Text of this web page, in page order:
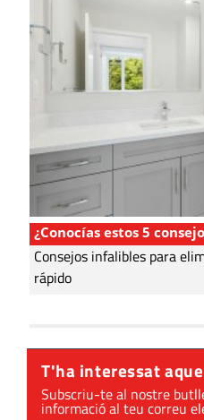
¿Conocías estos 5
Consejos infalibles para
rápido
T'ha interessat
Subscriu-te al nostre
informació al teu correu